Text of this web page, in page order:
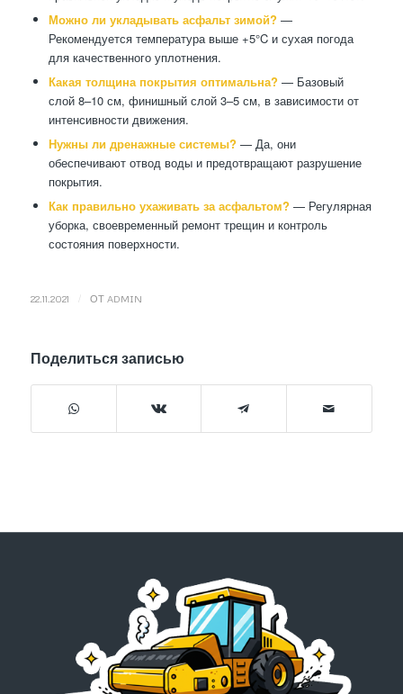
Можно ли укладывать асфальт зимой? —
Рекомендуется температура выше +5°C и сухая погода
для качественного уплотнения.
Какая толщина покрытия оптимальна? — Базовый
слой 8–10 см, финишный слой 3–5 см, в зависимости от
интенсивности движения.
Нужны ли дренажные системы? — Да, они
обеспечивают отвод воды и предотвращают разрушение
покрытия.
Как правильно ухаживать за асфальтом? — Регулярная
уборка, своевременный ремонт трещин и контроль
состояния поверхности.
22.11.2021 ОТ ADMIN
Поделиться записью